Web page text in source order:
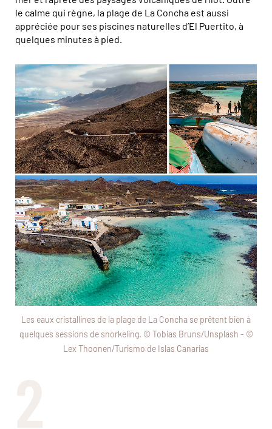
le calme qui règne, la plage de La Concha est aussi
appréciée pour ses piscines naturelles d’El Puertito, à
quelques minutes à pied.
Les eaux cristallines de la plage de La Concha se prêtent bien à
quelques sessions de snorkeling. © Tobias Bruns/Unsplash - ©
Lex Thoonen/Turismo de Islas Canarias